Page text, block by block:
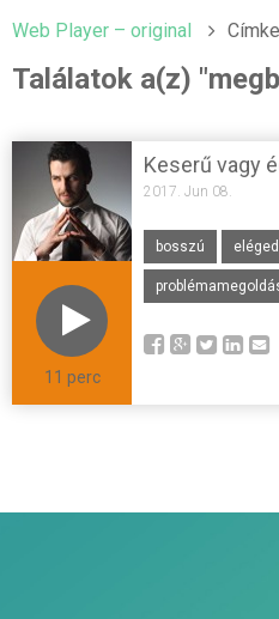
Web Player – original
Találatok a(z)
11 perc
Keserű vagy
2017. Jun 08.
bosszú